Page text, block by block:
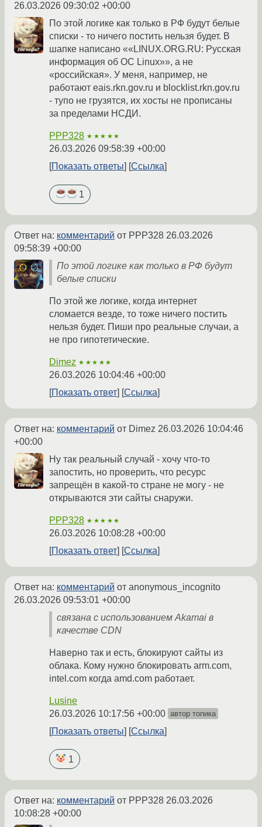
26.03.2026 09:30:02 +00:00
По этой логике как только в РФ будут белые
списки - то ничего постить нельзя будет. В
шапке написано ««LINUX.ORG.RU: Русская
информация об ОС Linux»», а не
«российская». У меня, например, не
работают eais.rkn.gov.ru и blocklist.rkn.gov.ru
- тупо не грузятся, их хосты не прописаны
за пределами НСДИ.
PPP328 ★★★★★
26.03.2026 09:58:39 +00:00
Показать ответы
Ссылка
1
Ответ на: комментарий от PPP328 26.03.2026
09:58:39 +00:00
По этой логике как только в РФ будут
белые списки
По этой же логике, когда интернет
сломается везде, то тоже ничего постить
нельзя будет. Пиши про реальные случаи, а
не про гипотетические.
Dimez ★★★★★
26.03.2026 10:04:46 +00:00
Показать ответ
Ссылка
Ответ на: комментарий от Dimez 26.03.2026 10:04:46
+00:00
Ну так реальный случай - хочу что-то
запостить, но проверить, что ресурс
запрещён в какой-то стране не могу - не
открываются эти сайты снаружи.
PPP328 ★★★★★
26.03.2026 10:08:28 +00:00
Показать ответ
Ссылка
Ответ на: комментарий от anonymous_incognito
26.03.2026 09:53:01 +00:00
связана с использованием Akamai в
качестве CDN
Наверно так и есть, блокируют сайты из
облака. Кому нужно блокировать arm.com,
intel.com когда amd.com работает.
Lusine
26.03.2026 10:17:56 +00:00 автор топика
Показать ответы Ссылка
1
Ответ на: комментарий от PPP328 26.03.2026
10:08:28 +00:00